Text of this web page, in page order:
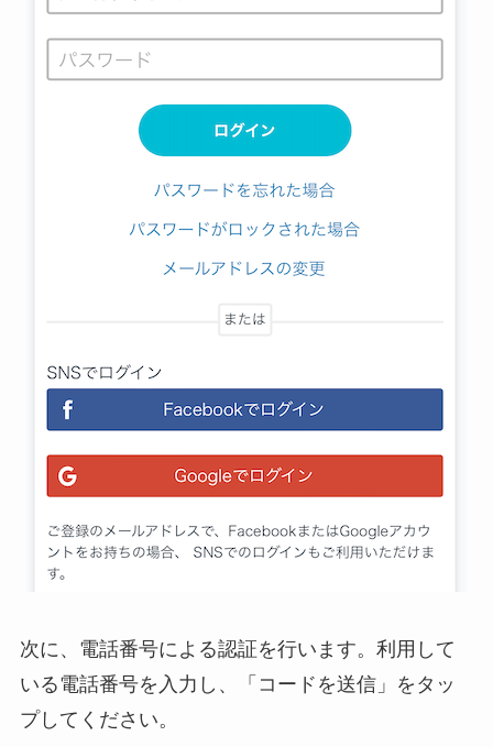
次に、電話番号による認証を行います。利用して
いる電話番号を入力し、「コードを送信」をタッ
プしてください。